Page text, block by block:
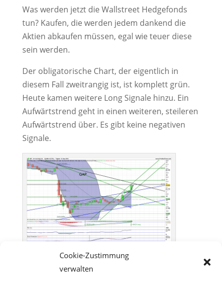
Cookie-Zustimmung
verwalten
Was werden jetzt die Wallstreet Hedgefonds
tun? Kaufen, die werden jedem dankend die
Aktien abkaufen müssen, egal wie teuer diese
sein werden.
Der obligatorische Chart, der eigentlich in
diesem Fall zweitrangig ist, ist komplett grün.
Heute kamen weitere Long Signale hinzu. Ein
Aufwärtstrend geht in einen weiteren, steileren
Aufwärtstrend über. Es gibt keine negativen
Signale.
KS Aktie Analyse